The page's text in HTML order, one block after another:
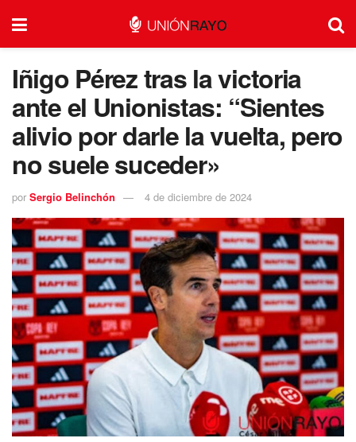
Iñigo Pérez tras la victoria
ante el Unionistas: “Sientes
alivio por darle la vuelta, pero
no suele suceder»
por Sergio Belinchón 4 de diciembre de 2024